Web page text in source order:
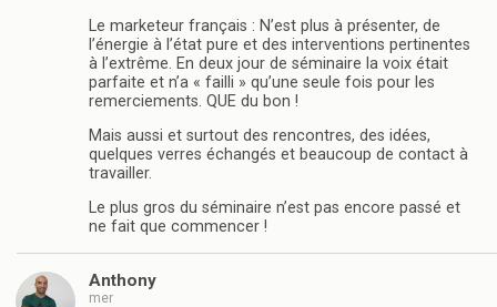
Le marketeur français : N’est plus à présenter, de
l’énergie à l’état pure et des interventions pertinentes
à l’extrême. En deux jour de séminaire la voix était
parfaite et n’a « failli » qu’une seule fois pour les
remerciements. QUE du bon !
Mais aussi et surtout des rencontres, des idées,
quelques verres échangés et beaucoup de contact à
travailler.
Le plus gros du séminaire n’est pas encore passé et
ne fait que commencer !
Anthony
mer